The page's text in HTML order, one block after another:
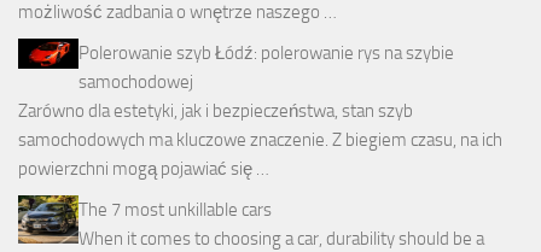
możliwość zadbania o wnętrze naszego …
Polerowanie szyb Łódź: polerowanie rys na szybie
samochodowej
Zarówno dla estetyki, jak i bezpieczeństwa, stan szyb
samochodowych ma kluczowe znaczenie. Z biegiem czasu, na ich
powierzchni mogą pojawiać się …
The 7 most unkillable cars
When it comes to choosing a car, durability should be a